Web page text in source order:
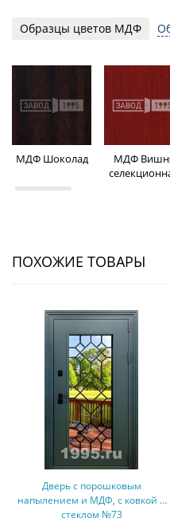
Образцы цветов МДФ
МДФ Шоколад
МДФ
ПОХОЖИЕ ТОВАРЫ
Дверь с порошковым
напылением и МДФ, с ковкой и
стеклом №73